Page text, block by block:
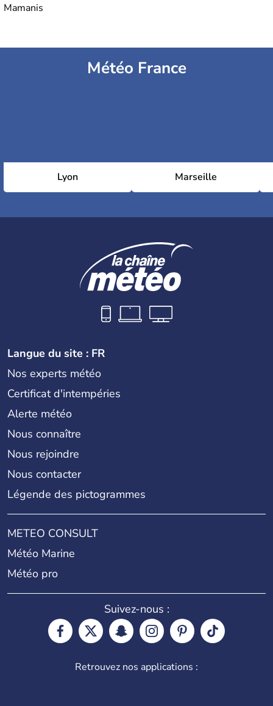
Mamanis
Météo France
Lyon Marseille
Langue du site : FR
Nos experts météo
Certificat d'intempéries
Alerte météo
Nous connaître
Nous rejoindre
Nous contacter
Légende des pictogrammes
METEO CONSULT
Météo Marine
Météo pro
Suivez-nous :
Retrouvez nos applications :